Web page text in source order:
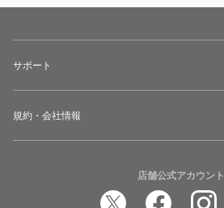
サポート
規約・会社情報
店舗公式アカウント